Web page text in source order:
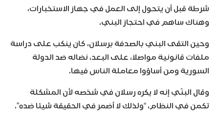
شرطة قبل أن يتحول إلى العمل في جهاز الاستخبارات،
وهناك ساهم في احتجاز البني.
وحين التقى البني بالصدفة برسلان، كان ينكب على دراسة
ملفات قانونية مواصلا، على البعد، نضاله ضد الدولة
السورية ومن أساؤوا معاملة الناس فيها.
وقال البنّي إنه لا يكره رسلان في شخصه لأن المشكلة
تكمن في النظام، “ولذلك لا أضمر في الحقيقة شيئا ضده”.